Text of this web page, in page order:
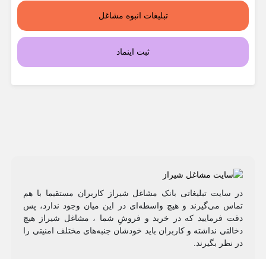
تبلیغات انبوه مشاغل
ثبت اینماد
در سایت تبلیغاتی بانک مشاغل شیراز کاربران مستقیما با هم
تماس می‌گیرند و هیچ واسطه‌ای در این میان وجود ندارد، پس
دقت فرمایید که در خرید و فروشِ شما ، مشاغل شیراز هیچ
دخالتی نداشته و کاربران باید خودشان جنبه‌های مختلف امنیتی را
در نظر بگیرند.